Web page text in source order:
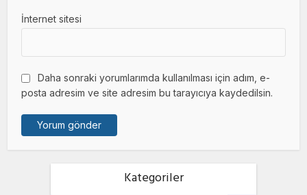
İnternet sitesi
Daha sonraki yorumlarımda kullanılması için adım, e-
posta adresim ve site adresim bu tarayıcıya kaydedilsin.
Kategoriler